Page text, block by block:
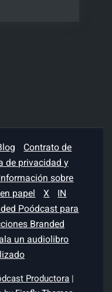
Contrato de
de privacidad y
sobre
papel X IN
Poódcast para
Branded
un audiolibro
Productora |